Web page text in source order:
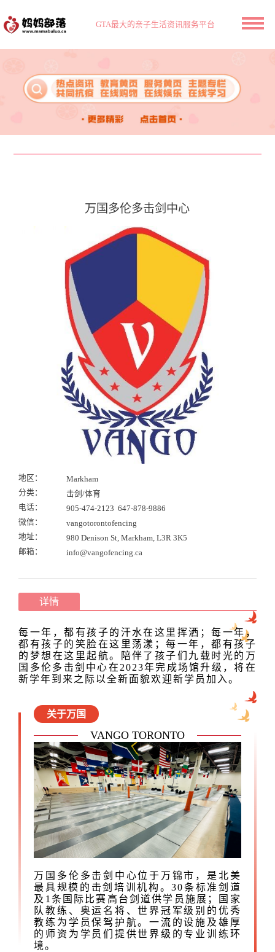
GTA最大的亲子生活资讯服务平台
万国多伦多击剑中心
地区：
Markham
分类：
击剑/体育
电话：
905-474-2123 647-878-9886
微信：
vangotorontofencing
地址：
980 Denison St, Markham, L3R 3K5
邮箱：
info@vangofencing.ca
详情
每一年，都有孩子的汗水在这里挥洒；每一年，
都有孩子的笑脸在这里荡漾；每一年，都有孩子
的梦想在这里起航。陪伴了孩子们九载时光的 万
国多伦多击剑中心在2023年完成场馆升级，将在
新学年到来之际以全新面貌欢迎新学员加入。
关于万国
VANGO TORONTO
万国多伦多击剑中心位于万锦市，是北美
最具规模的击剑培训机构。30条标准剑道
及1条国际比赛高台剑道供学员施展；
国家
队教练、奥运名将、世界冠军级别的优秀
教练为学员保驾护航。一流的设施及雄厚
的师资为学员们提供世界级的专业训练环
境。